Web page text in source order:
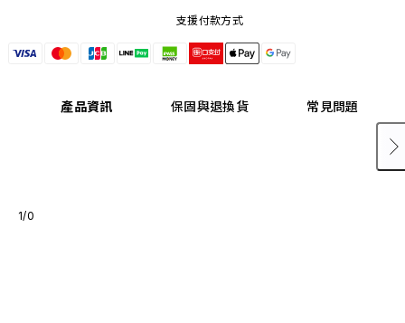
支援付款方式
產品資訊 保固與退換貨 常見問題
1/0